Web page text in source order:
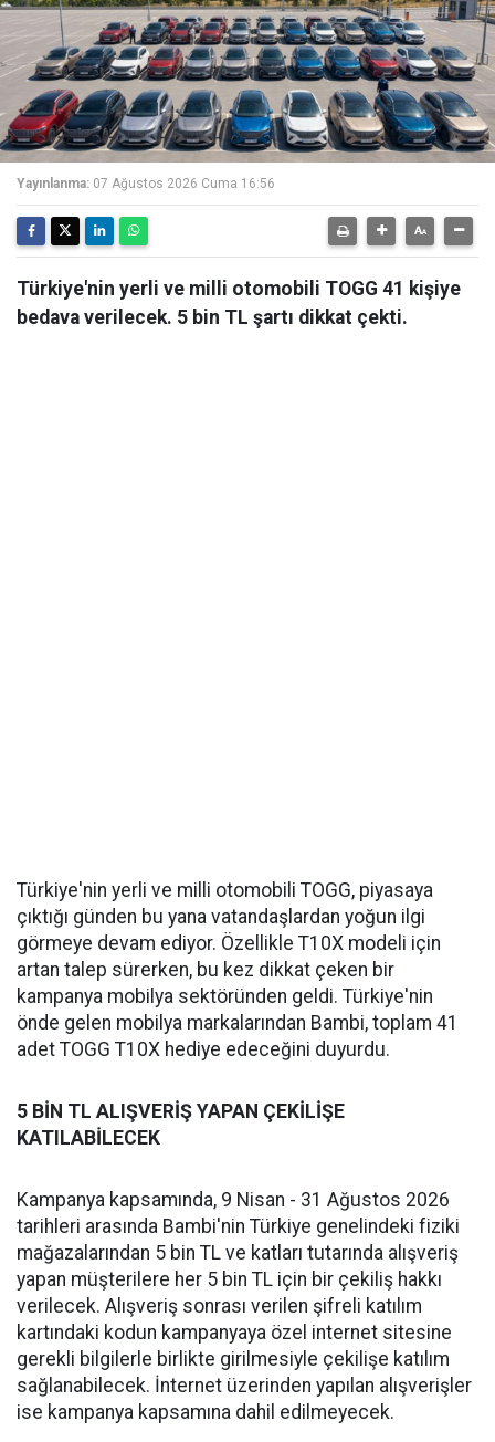
Yayınlanma: 07 Ağustos 2026 Cuma 16:56
Türkiye'nin yerli ve milli otomobili TOGG 41 kişiye
bedava verilecek. 5 bin TL şartı dikkat çekti.
Türkiye'nin yerli ve milli otomobili TOGG, piyasaya
çıktığı günden bu yana vatandaşlardan yoğun ilgi
görmeye devam ediyor. Özellikle T10X modeli için
artan talep sürerken, bu kez dikkat çeken bir
kampanya mobilya sektöründen geldi. Türkiye'nin
önde gelen mobilya markalarından Bambi, toplam 41
adet TOGG T10X hediye edeceğini duyurdu.
5 BİN TL ALIŞVERİŞ YAPAN ÇEKİLİŞE
KATILABİLECEK
Kampanya kapsamında, 9 Nisan - 31 Ağustos 2026
tarihleri arasında Bambi'nin Türkiye genelindeki fiziki
mağazalarından 5 bin TL ve katları tutarında alışveriş
yapan müşterilere her 5 bin TL için bir çekiliş hakkı
verilecek. Alışveriş sonrası verilen şifreli katılım
kartındaki kodun kampanyaya özel internet sitesine
gerekli bilgilerle birlikte girilmesiyle çekilişe katılım
sağlanabilecek. İnternet üzerinden yapılan alışverişler
ise kampanya kapsamına dahil edilmeyecek.